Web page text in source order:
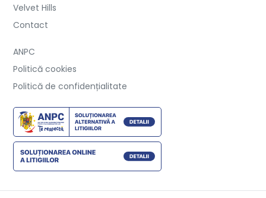
Velvet Hills
Contact
ANPC
Politică cookies
Politică de confidențialitate